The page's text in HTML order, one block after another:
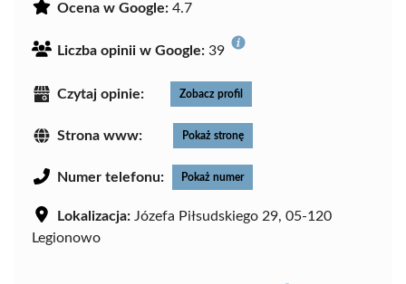
Ocena w Google: 4.7
Liczba opinii w Google: 39
Czytaj opinie: Zobacz profil
Strona www: Pokaż stronę
Numer telefonu: Pokaż numer
Lokalizacja: Józefa Piłsudskiego 29, 05-120
Legionowo